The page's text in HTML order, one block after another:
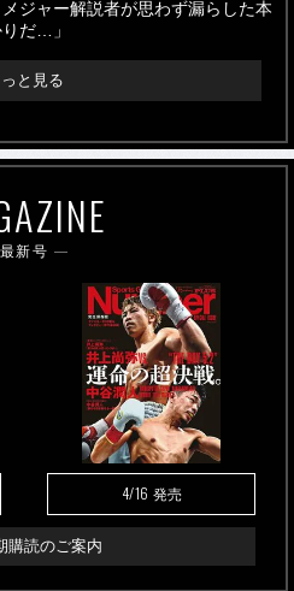
ジャー解説者が思わず漏らした本
だ…」
っと見る
最新号
4/16 発売
購読のご案内